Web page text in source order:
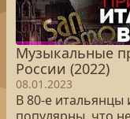
Музыкальные
России (2022)
08.01.2023
В 80-е итальянцы